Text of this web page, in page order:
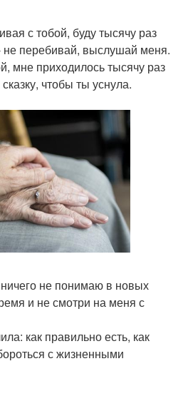
с тобой, буду тысячу раз
не перебивай, выслушай меня.
мне приходилось тысячу раз
чтобы ты уснула.
не понимаю в новых
и не смотри на меня с
как правильно есть, как
с жизненными